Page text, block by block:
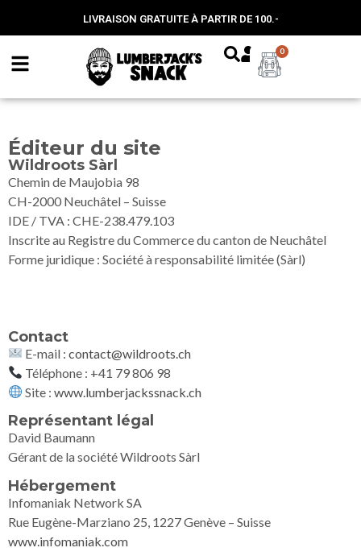
LIVRAISON GRATUITE À PARTIR DE 100.-
0
Éditeur du site
Wildroots Sàrl
Chemin de Maujobia 98
CH-2000 Neuchâtel – Suisse
IDE / TVA : CHE-238.479.103
Inscrite au Registre du Commerce du canton de Neuchâtel
Forme juridique : Société à responsabilité limitée (Sàrl)
Contact
E-mail :contact@wildroots.ch
Téléphone : +41 79 806 98
Site :www.lumberjackssnack.ch
Représentant légal
David Baumann
Gérant de la société Wildroots Sàrl
Hébergement
Infomaniak Network SA
Rue Eugène-Marziano 25, 1227 Genève – Suisse
www.infomaniak.com